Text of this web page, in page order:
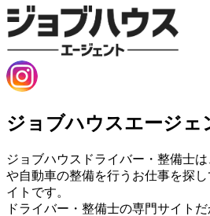
ジョブハウスエージェ
ジョブハウスドライバー・整備士
や自動車の整備を行うお仕事を探
イトです。
ドライバー・整備士の専門サイト